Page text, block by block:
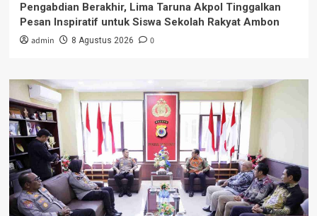
Pengabdian Berakhir, Lima Taruna Akpol Tinggalkan
Pesan Inspiratif untuk Siswa Sekolah Rakyat Ambon
admin 8 Agustus 2026 0